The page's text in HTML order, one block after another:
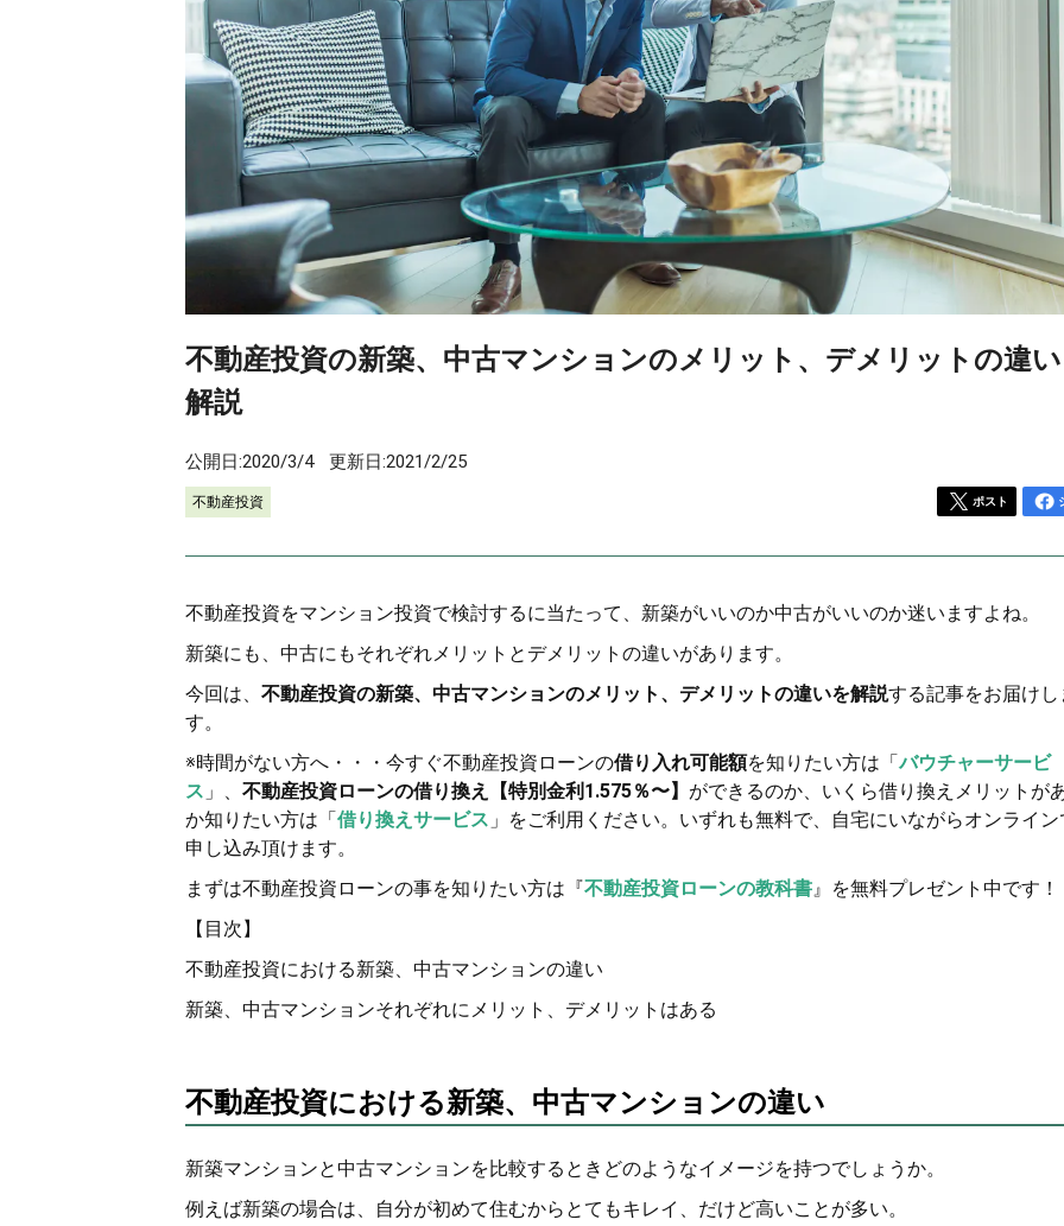
不動産投資の新築、中古マンションのメリット、デメリットの違
解説
公開日:2020/3/4 更新日:2021/2/25
不動産投資 ポスト
不動産投資をマンション投資で検討するに当たって、新築がいいのか中古がいいのか迷いますよね。
新築にも、中古にもそれぞれメリットとデメリットの違いがあります。
今回は、 不動産投資の新築、中古マンションのメリット、デメリットの違いを解説する記事をお届けし
す。
※時間がない方へ・・・今すぐ不動産投資ローンの借り入れ可能額を知りたい方は「バウチャーサービ
ス 」、 不動産投資ローンの借り換え【特別金利1.575％〜】 ができるのか、いくら借り換えメリットが
か知りたい方は「借り換えサービス 」をご利用ください。いずれも無料で、自宅にいながらオンライン
申し込み頂けます。
まずは不動産投資ローンの事を知りたい方は『不動産投資ローンの教科書』を無料プレゼント中です！
【目次】
不動産投資における新築、中古マンションの違い
新築、中古マンションそれぞれにメリット、デメリットはある
不動産投資における新築、中古マンションの違い
新築マンションと中古マンションを比較するときどのようなイメージを持つでしょうか。
例えば新築の場合は、自分が初めて住むからとてもキレイ、だけど高いことが多い。